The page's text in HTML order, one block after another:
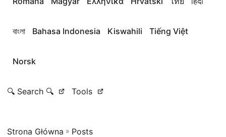
বাংলা Bahasa Indonesia Kiswahili Tiếng Việt
Norsk
🔍 Search 🔍 Tools
Strona Główna » Posts